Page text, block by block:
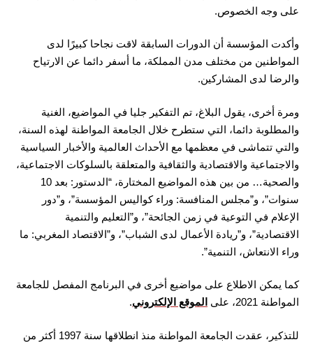
على وجه الخصوص.
وأكدت المؤسسة أن الدورات السابقة لاقت نجاحا كبيرًا لدى
المواطنين من مختلف مدن المملكة، ما أسفر دائما عن الارتياح
والرضا لدى المشاركين.
ومرة أخرى، يقول البلاغ، تم التفكير جليا في المواضيع، الغنية
والمطلوبة دائما، التي ستطرح خلال الجامعة المواطنة لهذه السنة،
والتي تتماشى في معظمها مع الأحداث العالمية والأخبار السياسية
والاجتماعية والاقتصادية والثقافية والمتعلقة بالسلوكات الاجتماعية،
والصحية… من بين هذه المواضيع المختارة، “الدستور: بعد 10
سنوات”، و”مجلس المنافسة: وراء كواليس المؤسسة”، و”دور
الإعلام في التوعية في زمن الجائحة”، و”التعليم والتنمية
الاقتصادية”، و”ريادة الأعمال لدى الشباب”، و”الاقتصاد المغربي: ما
وراء الانتعاش، التنمية”.
كما يمكن الاطلاع على مواضيع أخرى في البرنامج المفصل للجامعة
المواطنة 2021، على
الموقع الإلكتروني.
للتذكير، عقدت الجامعة المواطنة منذ انطلاقها سنة 1997 أكثر من